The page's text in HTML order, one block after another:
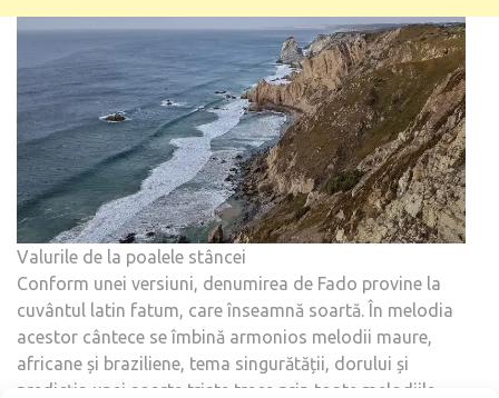
Valurile de la poalele stâncei
Conform unei versiuni, denumirea de Fado provine la
cuvântul latin fatum, care înseamnă soartă. În melodia
acestor cântece se îmbină armonios melodii maure,
africane și braziliene, tema singurătății, dorului și
predicția unei soarte triste trece prin toate melodiile.